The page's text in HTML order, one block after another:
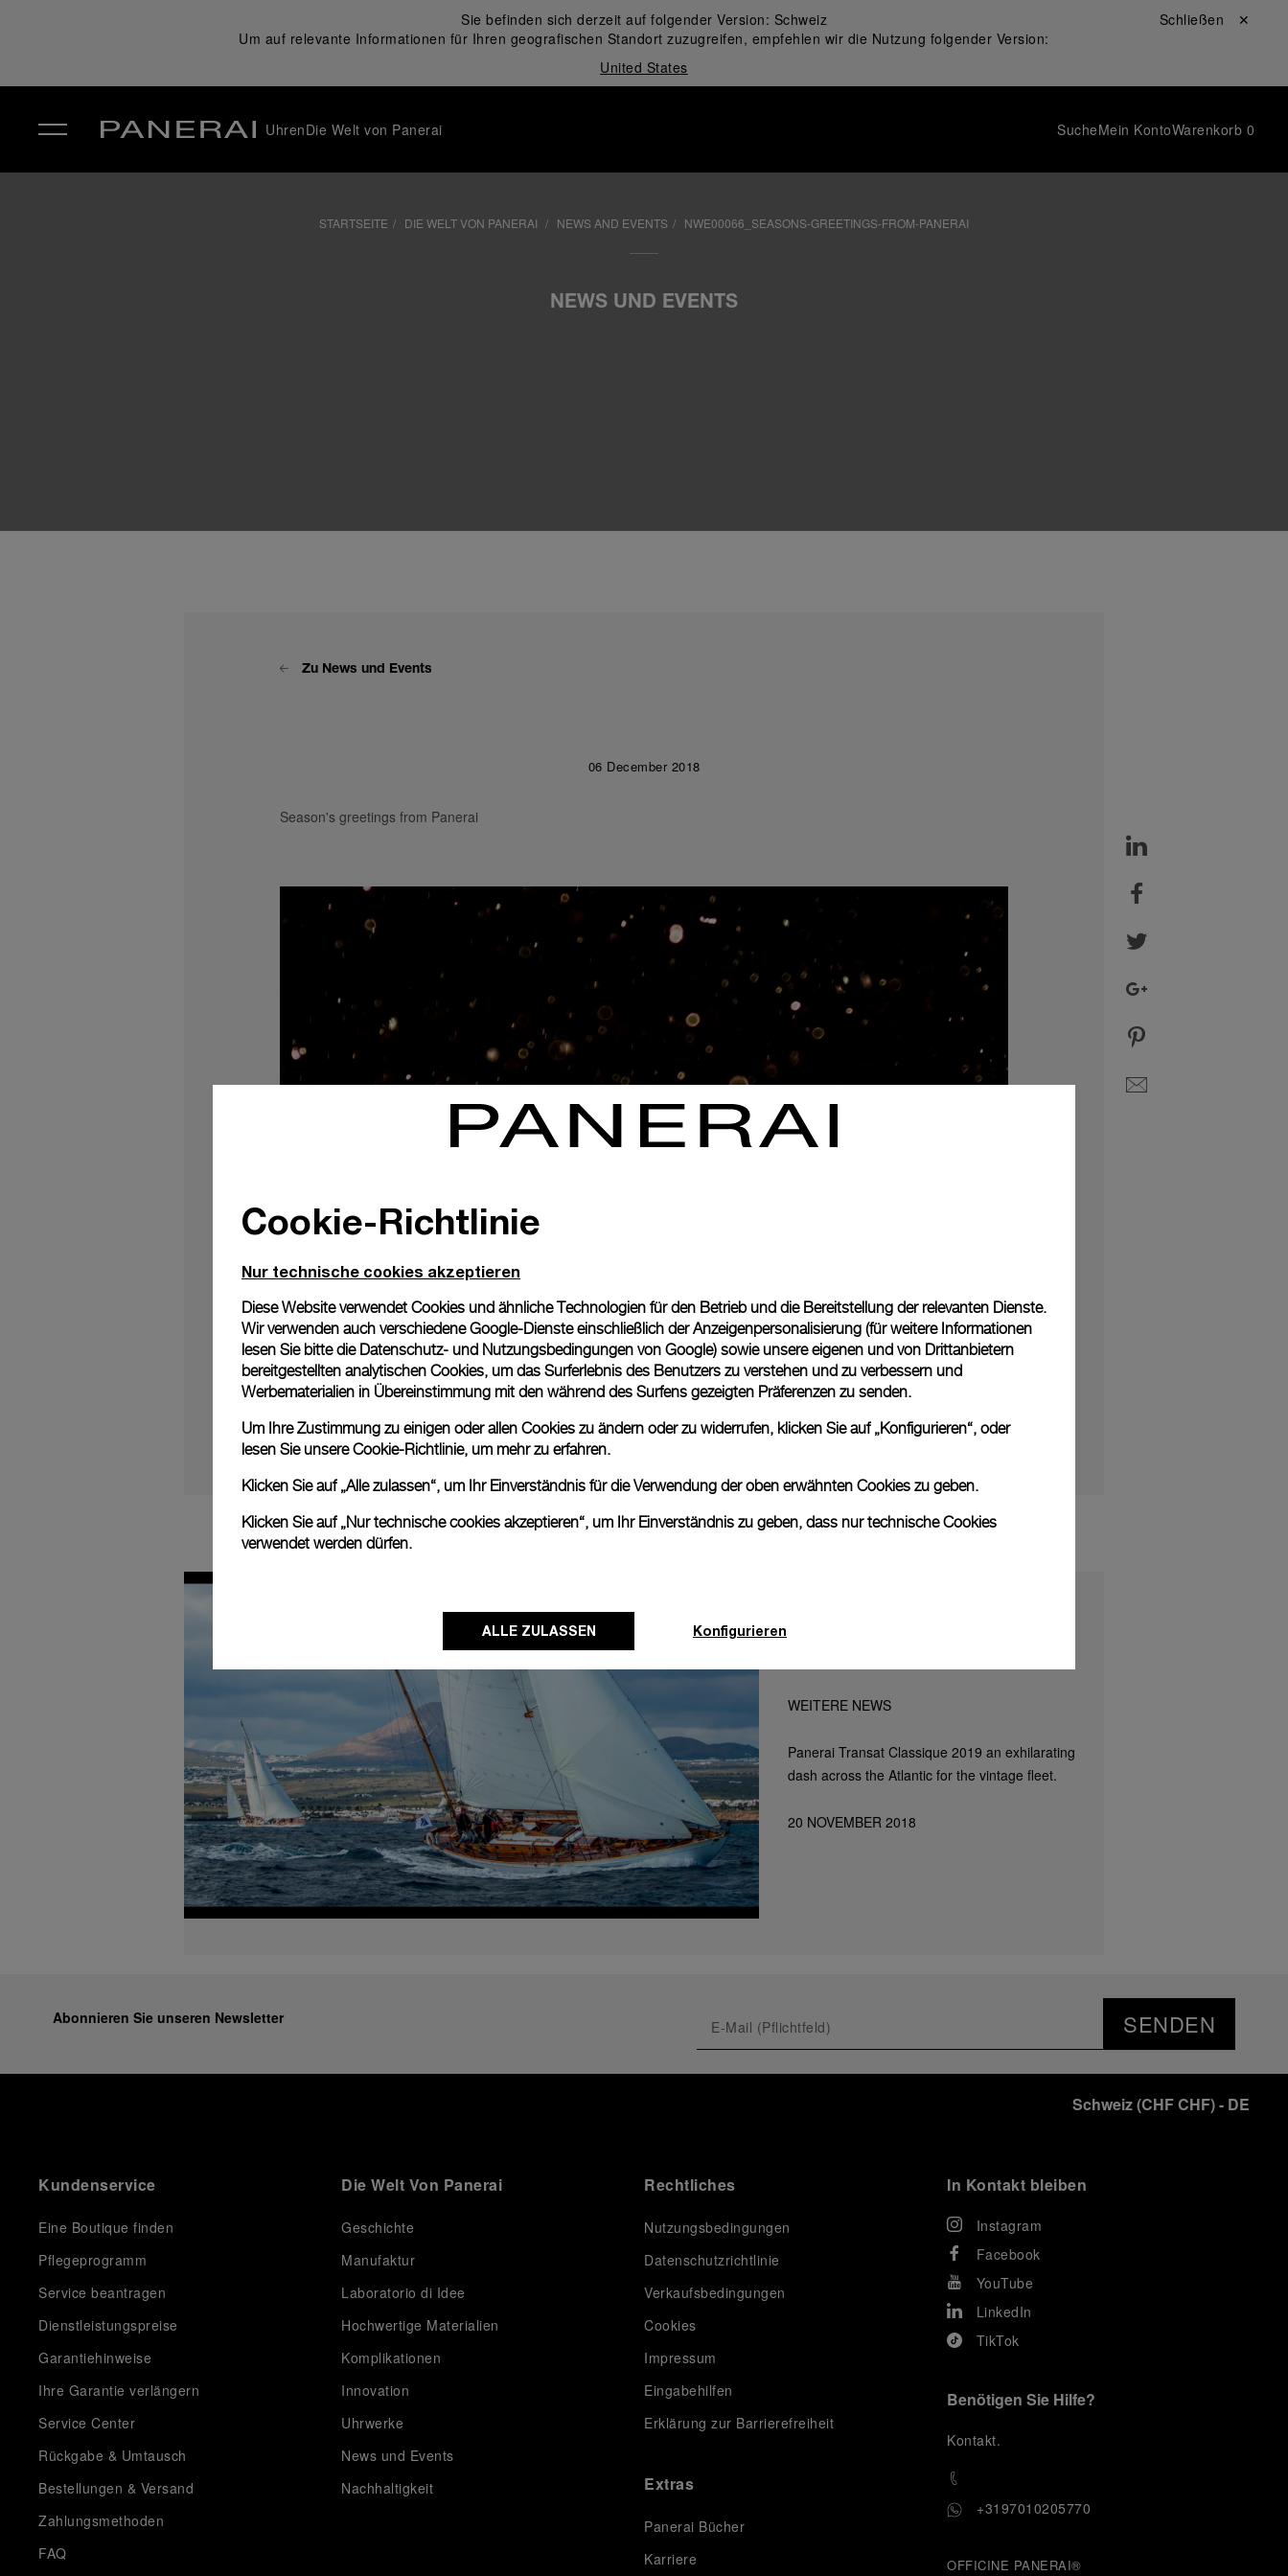
Sie befinden sich derzeit auf folgender Version: Schweiz
Um auf relevante Informationen für Ihren geografischen Standort zuzugreifen, empfehlen wir die Nutzung folgender Version:
United States
Schließen ✕
UhrenDie Welt von Panerai SucheMein KontoWarenkorb 0
STARTSEITE DIE WELT VON PANERAI NEWS AND EVENTS NWE00066_SEASONS-GREETINGS-FROM-PANERAI
NEWS UND EVENTS
Zu News und Events
06 December 2018
Season's greetings from Panerai
Unmute
0%
0%
WEITERE NEWS
Panerai Transat Classique 2019 an exhilarating
dash across the Atlantic for the vintage fleet.
20 NOVEMBER 2018
Abonnieren Sie unseren Newsletter SENDEN
Schweiz(CHF CHF)- DE
Kundenservice
Eine Boutique finden
Pflegeprogramm
Service beantragen
Dienstleistungspreise
Garantiehinweise
Ihre Garantie verlängern
Service Center
Rückgabe & Umtausch
Bestellungen & Versand
Zahlungsmethoden
FAQ
Die Welt Von Panerai
Geschichte
Manufaktur
Laboratorio di Idee
Hochwertige Materialien
Komplikationen
Innovation
Uhrwerke
News und Events
Nachhaltigkeit
Rechtliches
Nutzungsbedingungen
Datenschutzrichtlinie
Verkaufsbedingungen
Cookies
Impressum
Eingabehilfen
Erklärung zur Barrierefreiheit
Extras
Panerai Bücher
Karriere
In Kontakt bleiben
Instagram
Facebook
YouTube
LinkedIn
TikTok
Benötigen Sie Hilfe?
Kontakt.
+3197010205770
OFFICINE PANERAI®
Cookie-Richtlinie
Nur technische cookies akzeptieren
Diese Website verwendet Cookies und ähnliche Technologien für den Betrieb und die Bereitstellung der relevanten Dienste.
Wir verwenden auch verschiedene Google-Dienste einschließlich der Anzeigenpersonalisierung (für weitere Informationen
lesen Sie bitte die Datenschutz- und Nutzungsbedingungen von Google) sowie unsere eigenen und von Drittanbietern
bereitgestellten analytischen Cookies, um das Surferlebnis des Benutzers zu verstehen und zu verbessern und
Werbematerialien in Übereinstimmung mit den während des Surfens gezeigten Präferenzen zu senden.
Um Ihre Zustimmung zu einigen oder allen Cookies zu ändern oder zu widerrufen, klicken Sie auf „Konfigurieren“, oder
lesen Sie unsereCookie-Richtlinie, um mehr zu erfahren.
Klicken Sie auf „Alle zulassen“, um Ihr Einverständnis für die Verwendung der oben erwähnten Cookies zu geben.
Klicken Sie auf „Nur technische cookies akzeptieren“, um Ihr Einverständnis zu geben, dass nur technische Cookies
verwendet werden dürfen.
ALLE ZULASSEN Konfigurieren